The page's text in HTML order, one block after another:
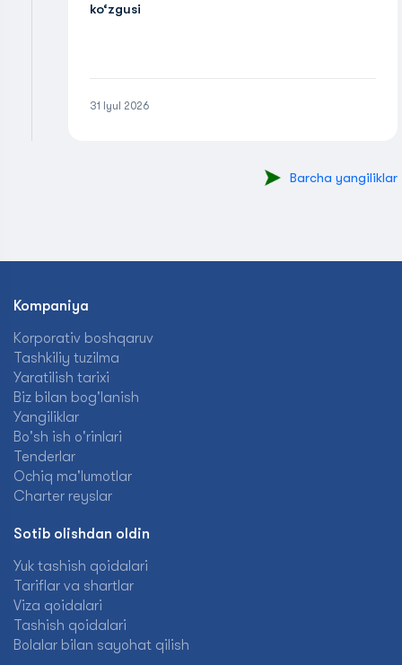
ko‘zgusi
31 Iyul 2026
Barcha yangiliklar
Kompaniya
Korporativ boshqaruv
Tashkiliy tuzilma
Yaratilish tarixi
Biz bilan bog'lanish
Yangiliklar
Bo'sh ish o'rinlari
Tenderlar
Ochiq ma'lumotlar
Charter reyslar
Sotib olishdan oldin
Yuk tashish qoidalari
Tariflar va shartlar
Viza qoidalari
Tashish qoidalari
Bolalar bilan sayohat qilish